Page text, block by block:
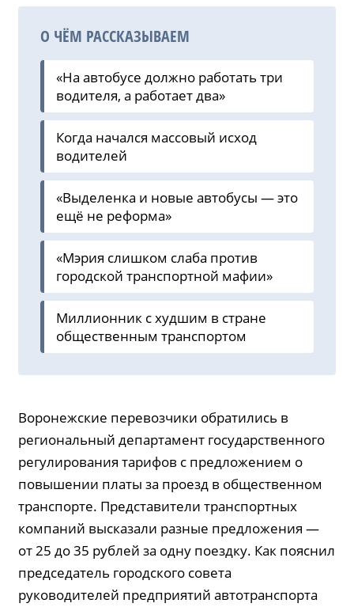
О ЧЁМ РАССКАЗЫВАЕМ
«На автобусе должно работать три
водителя, а работает два»
Когда начался массовый исход
водителей
«Выделенка и новые автобусы — это
ещё не реформа»
«Мэрия слишком слаба против
городской транспортной мафии»
Миллионник с худшим в стране
общественным транспортом
Воронежские перевозчики обратились в
региональный департамент государственного
регулирования тарифов с предложением о
повышении платы за проезд в общественном
транспорте. Представители транспортных
компаний высказали разные предложения —
от 25 до 35 рублей за одну поездку. Как пояснил
председатель городского совета
руководителей предприятий автотранспорта